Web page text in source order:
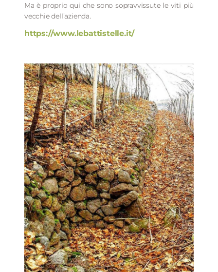
Ma è proprio qui che sono sopravvissute le viti più
vecchie dell’azienda.
https://www.lebattistelle.it/